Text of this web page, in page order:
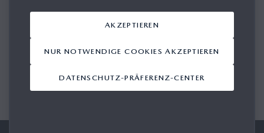
DATENSCHUTZ-PRÄFERENZ-CENTER
NUR NOTWENDIGE COOKIES AKZEPTIEREN
AKZEPTIEREN